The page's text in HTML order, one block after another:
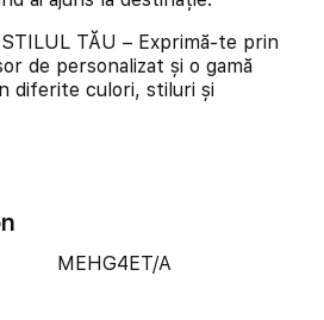
TĂU – Exprimă-te prin
de personalizat și o gamă
diferite culori, stiluri și
MEHG4ET/A